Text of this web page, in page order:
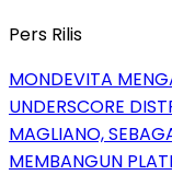
Pers Rilis
MONDEVITA
UNDERSCORE
MAGLIANO,
MEMBANGUN